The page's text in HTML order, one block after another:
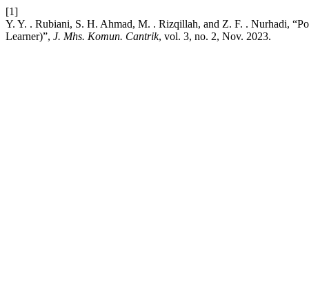
[1]
Y. Y. . Rubiani, S. H. Ahmad, M. . Rizqillah, and Z. F. . Nurhadi,
Learner)”, J. Mhs. Komun. Cantrik, vol. 3, no. 2, Nov. 2023.